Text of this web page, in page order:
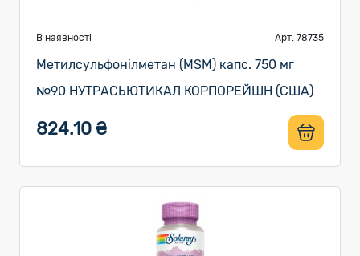
В наявності Арт. 78735
Метилсульфонілметан (MSM) капс. 750 мг
№90 НУТРАСЬЮТИКАЛ КОРПОРЕЙШН (США)
824.10 ₴